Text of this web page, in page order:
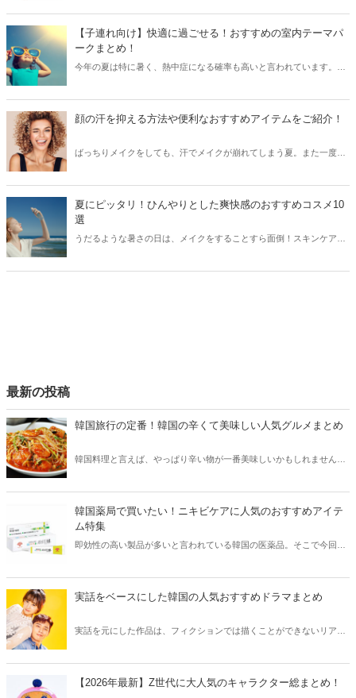
い、おしゃれなラッシュガードをご紹介します！
【子連れ向け】快適に過ごせる！おすすめの室内テーマパ
ークまとめ！
今年の夏は特に暑く、熱中症になる確率も高いと言われています。そ
ご紹介します！
顔の汗を抑える方法や便利なおすすめアイテムをご紹介！
ばっちりメイクをしても、汗でメイクが崩れてしまう夏。また一度汗
紹介します！
夏にピッタリ！ひんやりとした爽快感のおすすめコスメ10
選
うだるような暑さの日は、メイクをすることすら面倒！スキンケアや
最新の投稿
韓国旅行の定番！韓国の辛くて美味しい人気グルメまとめ
韓国料理と言えば、やっぱり辛い物が一番美味しいかもしれません。
方も必見です。
韓国薬局で買いたい！ニキビケアに人気のおすすめアイテ
ム特集
即効性の高い製品が多いと言われている韓国の医薬品。そこで今回は
う。
実話をベースにした韓国の人気おすすめドラマまとめ
実話を元にした作品は、フィクションでは描くことができないリアル
【2026年最新】Z世代に大人気のキャラクター総まとめ！